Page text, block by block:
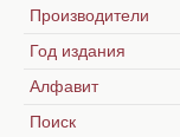
Производители
Год издания
Алфавит
Поиск